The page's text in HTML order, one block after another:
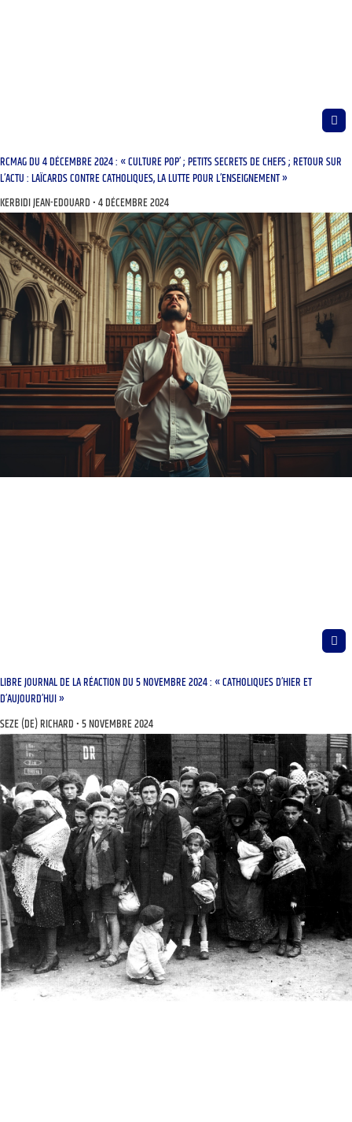
RCMAG DU 4 DÉCEMBRE 2024 : « CULTURE POP’ ; PETITS SECRETS DE CHEFS ; RETOUR SUR
L’ACTU : LAÏCARDS CONTRE CATHOLIQUES, LA LUTTE POUR L’ENSEIGNEMENT »
KERBIDI JEAN-EDOUARD 4 DÉCEMBRE 2024
LIBRE JOURNAL DE LA RÉACTION DU 5 NOVEMBRE 2024 : « CATHOLIQUES D’HIER ET
D’AUJOURD’HUI »
SEZE (DE) RICHARD 5 NOVEMBRE 2024